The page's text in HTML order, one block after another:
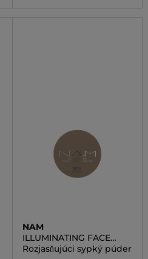
NAM
ILLUMINATING FACE
LOOSE POWDER
Rozjasňujúci sypký púder